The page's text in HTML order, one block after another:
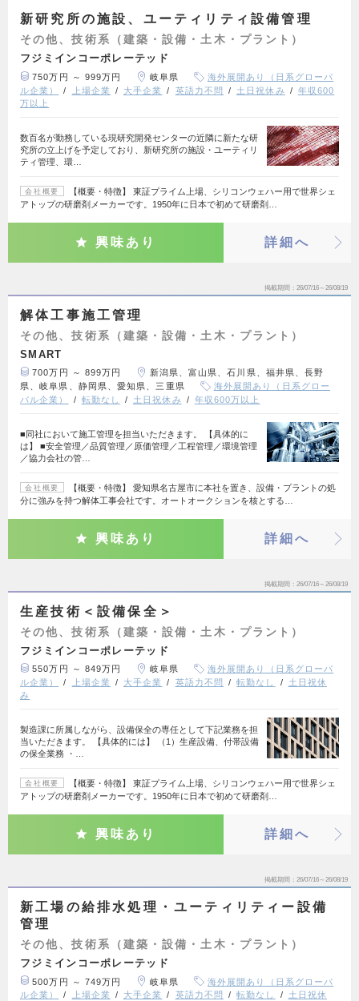
新研究所の施設、ユーティリティ設備管理
その他、技術系（建築・設備・土木・プラント）
フジミインコーポレーテッド
750万円 ～ 999万円 岐阜県
海外展開あり（日系グローバ
ル企業）
上場企業 大手企業 英語力不問 土日祝休み
年収600
万以上
数百名が勤務している現研究開発センターの近隣に新たな研
究所の立上げを予定しており、新研究所の施設・ユーティリ
ティ管理、環…
会社概要
【概要・特徴】 東証プライム上場、シリコンウェハー用で世界シェ
アトップの研磨剤メーカーです。1950年に日本で初めて研磨剤…
興味あり 詳細へ
掲載期間 26/07/16～26/08/19
解体工事施工管理
その他、技術系（建築・設備・土木・プラント）
SMART
700万円 ～ 899万円
新潟県、富山県、石川県、福井県、長野
県、岐阜県、静岡県、愛知県、三重県
海外展開あり（日系グロー
バル企業）
転勤なし 土日祝休み 年収600万以上
■同社において施工管理を担当いただきます。 【具体的に
は】 ■安全管理／品質管理／原価管理／工程管理／環境管理
／協力会社の管…
会社概要
【概要・特徴】 愛知県名古屋市に本社を置き、設備・プラントの処
分に強みを持つ解体工事会社です。オートオークションを核とする…
興味あり 詳細へ
掲載期間 26/07/16～26/08/19
生産技術＜設備保全＞
その他、技術系（建築・設備・土木・プラント）
フジミインコーポレーテッド
550万円 ～ 849万円 岐阜県
海外展開あり（日系グローバ
ル企業）
上場企業 大手企業 英語力不問 転勤なし
土日祝休
み
製造課に所属しながら、設備保全の専任として下記業務を担
当いただきます。 【具体的には】 （1）生産設備、付帯設備
の保全業務 ・…
会社概要
【概要・特徴】 東証プライム上場、シリコンウェハー用で世界シェ
アトップの研磨剤メーカーです。1950年に日本で初めて研磨剤…
興味あり 詳細へ
掲載期間 26/07/16～26/08/19
新工場の給排水処理・ユーティリティー設備
管理
その他、技術系（建築・設備・土木・プラント）
フジミインコーポレーテッド
500万円 ～ 749万円 岐阜県
海外展開あり（日系グローバ
ル企業）
上場企業 大手企業 英語力不問 転勤なし
土日祝休